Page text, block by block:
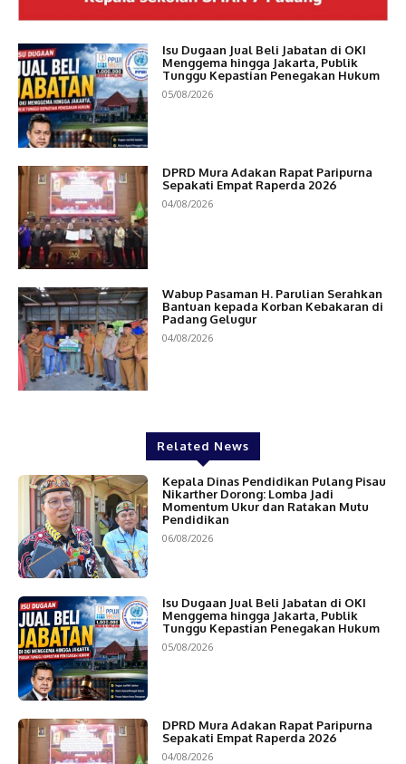
Isu Dugaan Jual Beli Jabatan di OKI
Menggema hingga Jakarta, Publik
Tunggu Kepastian Penegakan Hukum
05/08/2026
DPRD Mura Adakan Rapat Paripurna
Sepakati Empat Raperda 2026
04/08/2026
Wabup Pasaman H. Parulian Serahkan
Bantuan kepada Korban Kebakaran di
Padang Gelugur
04/08/2026
Related News
Kepala Dinas Pendidikan Pulang Pisau
Nikarther Dorong: Lomba Jadi
Momentum Ukur dan Ratakan Mutu
Pendidikan
06/08/2026
Isu Dugaan Jual Beli Jabatan di OKI
Menggema hingga Jakarta, Publik
Tunggu Kepastian Penegakan Hukum
05/08/2026
DPRD Mura Adakan Rapat Paripurna
Sepakati Empat Raperda 2026
04/08/2026